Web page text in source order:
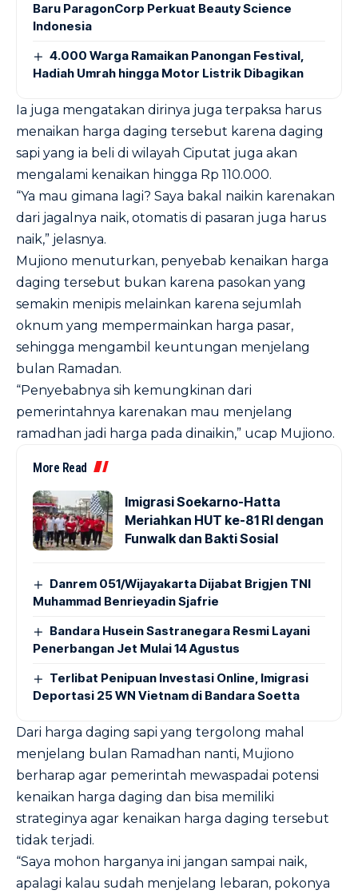
Baru ParagonCorp Perkuat Beauty Science
Indonesia
4.000 Warga Ramaikan Panongan Festival,
Hadiah Umrah hingga Motor Listrik Dibagikan
Ia juga mengatakan dirinya juga terpaksa harus
menaikan harga daging tersebut karena daging
sapi yang ia beli di wilayah Ciputat juga akan
mengalami kenaikan hingga Rp 110.000.
“Ya mau gimana lagi? Saya bakal naikin karenakan
dari jagalnya naik, otomatis di pasaran juga harus
naik,” jelasnya.
Mujiono menuturkan, penyebab kenaikan harga
daging tersebut bukan karena pasokan yang
semakin menipis melainkan karena sejumlah
oknum yang mempermainkan harga pasar,
sehingga mengambil keuntungan menjelang
bulan Ramadan.
“Penyebabnya sih kemungkinan dari
pemerintahnya karenakan mau menjelang
ramadhan jadi harga pada dinaikin,” ucap Mujiono.
More Read
Imigrasi Soekarno-Hatta
Meriahkan HUT ke-81 RI dengan
Funwalk dan Bakti Sosial
Danrem 051/Wijayakarta Dijabat Brigjen TNI
Muhammad Benrieyadin Sjafrie
Bandara Husein Sastranegara Resmi Layani
Penerbangan Jet Mulai 14 Agustus
Terlibat Penipuan Investasi Online, Imigrasi
Deportasi 25 WN Vietnam di Bandara Soetta
Dari harga daging sapi yang tergolong mahal
menjelang bulan Ramadhan nanti, Mujiono
berharap agar pemerintah mewaspadai potensi
kenaikan harga daging dan bisa memiliki
strateginya agar kenaikan harga daging tersebut
tidak terjadi.
“Saya mohon harganya ini jangan sampai naik,
apalagi kalau sudah menjelang lebaran, pokonya